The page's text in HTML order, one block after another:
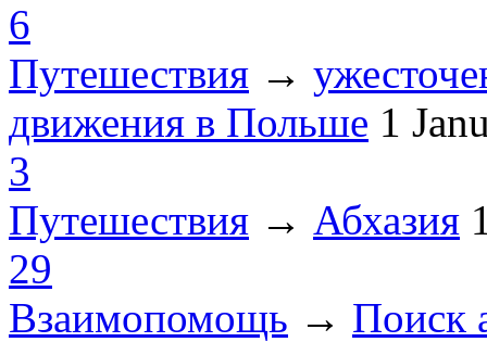
6
Путешествия →
движения в Польше 1
3
Путешествия → Абхазия
29
Взаимопомощь → Поиск